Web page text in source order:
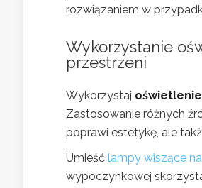
rozwiązaniem w
Wykorzystanie
przestrzeni
Wykorzystaj oświetlenie
Zastosowanie różnych
poprawi estetykę, ale
Umieść lampy wiszące
wypoczynkowej